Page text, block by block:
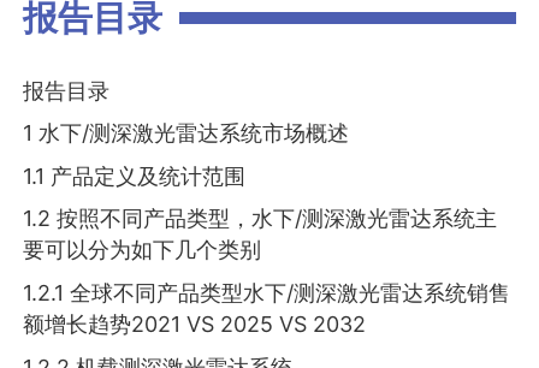
报告目录
报告目录
1 水下/测深激光雷达系统市场概述
1.1 产品定义及统计范围
1.2 按照不同产品类型，水下/测深激光雷达系统主
要可以分为如下几个类别
1.2.1 全球不同产品类型水下/测深激光雷达系统销售
额增长趋势2021 VS 2025 VS 2032